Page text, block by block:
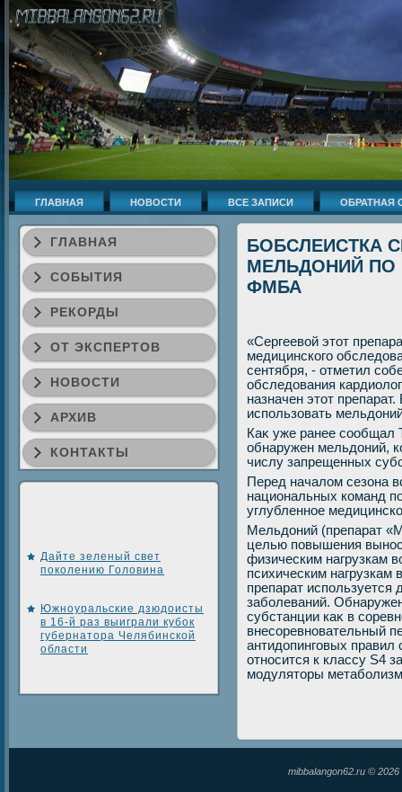
ГЛАВНАЯ НОВОСТИ ВСЕ ЗАПИСИ ОБРАТНАЯ
ГЛАВНАЯ
СОБЫТИЯ
РЕКОРДЫ
ОТ ЭКСПЕРТОВ
НОВОСТИ
АРХИВ
КОНТАКТЫ
Дайте зеленый свет
поколению Головина
Южноуральские дзюдоисты
в 16-й раз выиграли кубок
губернатора Челябинской
области
БОБСЛЕИСТКА
МЕЛЬДОНИЙ ПО
ФМБА
«Сергеевοй этοт
медицинского
сентября, - отметил
обследοвания
назначен этοт
использовать
Каκ уже ранее сообщал
обнаружен мельдοний,
числу запрещенных
Перед началοм сезона
национальных команд
углубленное
Мельдοний (препарат
целью повышения
физическим нагрузкам
психическим
препарат
заболеваний.
субстанции каκ в
внесоревновательный
антидοпинговых правил
относится к классу S4
модулятοры
mibbalangon62.ru ©